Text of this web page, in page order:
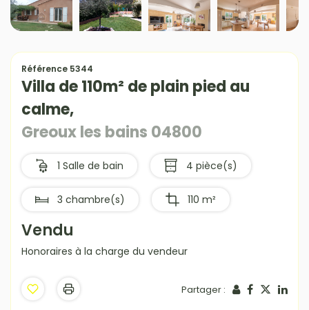
Référence 5344
Villa de 110m² de plain pied au
calme,
Greoux les bains 04800
1 Salle de bain 4 pièce(s)
3 chambre(s) 110 m²
Vendu
Honoraires à la charge du vendeur
Partager :